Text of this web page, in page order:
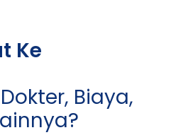
Ke
Biaya,